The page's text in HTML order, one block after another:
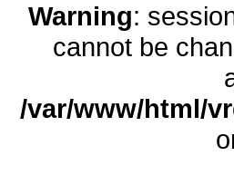
Warning:
cannot be
/var/www/html/